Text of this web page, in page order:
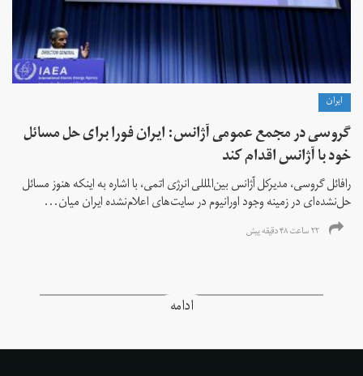
ايران
گروسی در مجمع عمومی آژانس: ایران فورا برای حل مسائل
خود با آژانس اقدام کند
رافائل گروسی، مدیرکل آژانس بین‌المللی انرژی اتمی، با اشاره به اینکه هنوز مسائل
حل‌نشده‌ای در زمینه وجود اورانیوم در سایت‌های اعلام‌نشده ایران میان...
۲۲ ساعت ۴۸ دقیقه پیش
ادامه